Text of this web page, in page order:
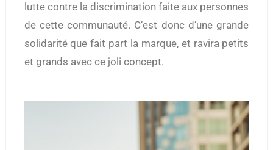
lutte contre la discrimination faite aux personnes
de cette communauté. C’est donc d’une grande
solidarité que fait part la marque, et ravira petits
et grands avec ce joli concept.